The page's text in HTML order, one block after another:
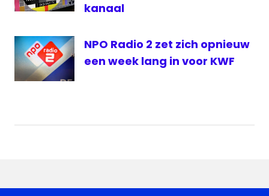
kanaal
NPO Radio 2 zet zich opnieuw
een week lang in voor KWF